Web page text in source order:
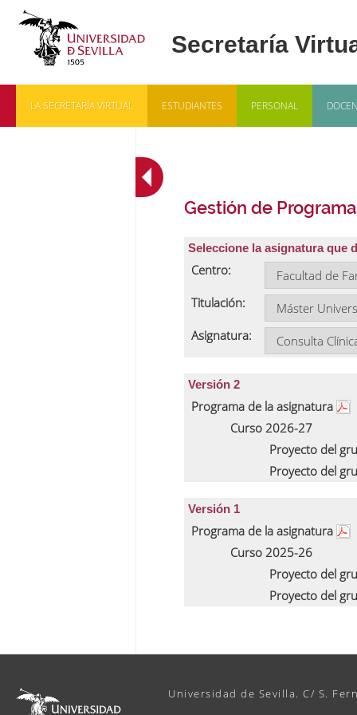
LA SECRETARÍA VIRTUAL ESTUDIANTES PERSONAL
Gestión de
Seleccione la asignatura que
Centro:
Titulación:
Asignatura:
Versión 2
Programa de la asignatura
Curso 2026-27
Proyecto del
Proyecto del
Versión 1
Programa de la asignatura
Curso 2025-26
Proyecto del
Proyecto del
Universidad de Sevilla. C/ S.